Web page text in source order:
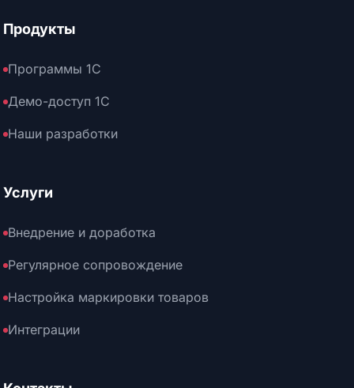
Продукты
Программы 1С
Демо-доступ 1С
Наши разработки
Услуги
Внедрение и доработка
Регулярное сопровождение
Настройка маркировки товаров
Интеграции